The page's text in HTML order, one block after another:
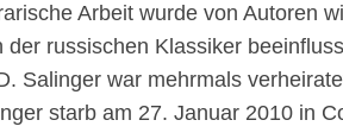
Arbeit wurde von Autoren
der russischen Klassiker
Salinger war mehrmals
starb am 27. Januar 2010 in